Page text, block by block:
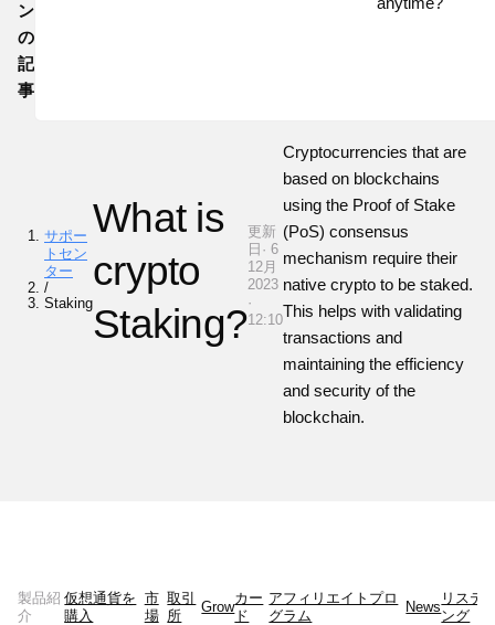
ン
の
記
事
サポー
トセン
ター
/
Staking
What is
crypto
Staking?
更新
日· 6
12月
2023
·
12:10
Cryptocurrencies that are
based on blockchains
using the Proof of Stake
(PoS) consensus
mechanism require their
native crypto to be staked.
This helps with validating
transactions and
maintaining the efficiency
and security of the
blockchain.
製品紹
介
仮想通貨を
購入
市
場
取引
所
Grow
カー
ド
アフィリエイトプロ
グラム
News
リステ
ング